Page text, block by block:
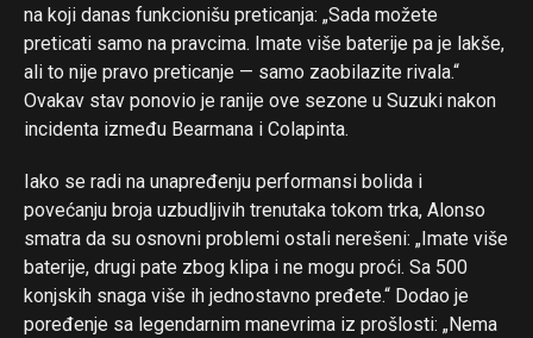
na koji danas funkcionišu preticanja: „Sada možete
preticati samo na pravcima. Imate više baterije pa je lakše,
ali to nije pravo preticanje — samo zaobilazite rivala.“
Ovakav stav ponovio je ranije ove sezone u Suzuki nakon
incidenta između Bearmana i Colapinta.
Iako se radi na unapređenju performansi bolida i
povećanju broja uzbudljivih trenutaka tokom trka, Alonso
smatra da su osnovni problemi ostali nerešeni: „Imate više
baterije, drugi pate zbog klipa i ne mogu proći. Sa 500
konjskih snaga više ih jednostavno pređete.“ Dodao je
poređenje sa legendarnim manevrima iz prošlosti: „Nema
Flipboard
Reddit
Pinterest
Whatsapp
Email